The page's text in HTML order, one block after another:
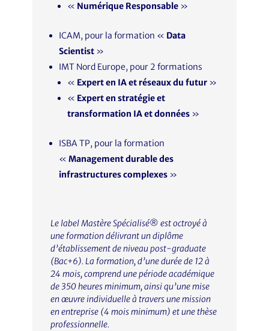
« Numérique Responsable»
ICAM, pour la formation « Data
Scientist»
IMT Nord Europe, pour 2 formations
« Expert en IA et réseaux du futur»
« Expert en stratégie et
transformation IA et données»
ISBA TP, pour la formation
« Management durable des
infrastructures complexes»
Le label Mastère Spécialisé® est octroyé à
une formation délivrant un diplôme
d’établissement de niveau post-graduate
(Bac+6). La formation, d’une durée de 12 à
24 mois, comprend une période académique
de 350 heures minimum, ainsi qu’une mise
en œuvre individuelle à travers une mission
en entreprise (4 mois minimum) et une thèse
professionnelle.